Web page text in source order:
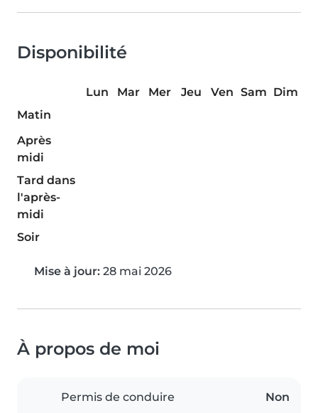
Disponibilité
Lun Mar Mer Jeu Ven Sam Dim
Matin
Après
midi
Tard dans
l'après-
midi
Soir
Mise à jour: 28 mai 2026
À propos de moi
Permis de conduire Non